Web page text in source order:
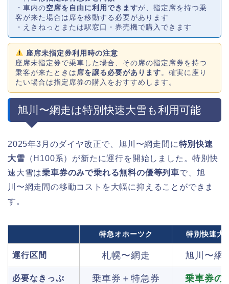
・車内の空席を自由に利用できますが、指定席を持つ乗
客が来た場合は席を移動する必要があります
・えきねっとまたは駅窓口・券売機で購入できます
座席未指定券利用時の注意
座席未指定券で乗車した場合、その席の指定席券を持つ
乗客が来たときは席を譲る必要があります。確実に座り
たい場合は指定席券の購入をおすすめします。
旭川〜網走は特別快速大雪も利用可能
2025年3月のダイヤ改正で、旭川〜網走間に特別快速
大雪 （H100系）が新たに運行を開始しました。特別快
速大雪は乗車券のみで乗れる無料の優等列車で、旭
川〜網走間の移動コストを大幅に抑えることができま
す。
特急オホーツク 特別快速大
運行区間 札幌〜網走 旭川〜網
必要なきっぷ 乗車券＋特急券 乗車券の